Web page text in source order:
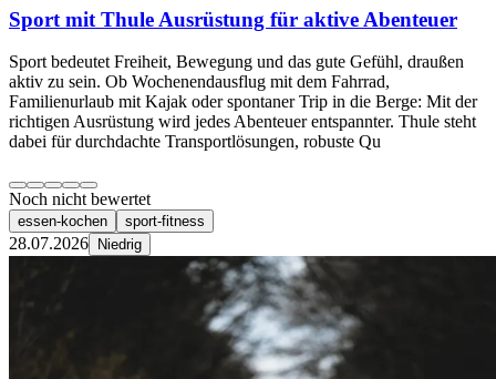
Sport mit Thule Ausrüstung für aktive Abenteuer
Sport bedeutet Freiheit, Bewegung und das gute Gefühl, draußen
aktiv zu sein. Ob Wochenendausflug mit dem Fahrrad,
Familienurlaub mit Kajak oder spontaner Trip in die Berge: Mit der
richtigen Ausrüstung wird jedes Abenteuer entspannter. Thule steht
dabei für durchdachte Transportlösungen, robuste Qu
Noch nicht bewertet
essen-kochen sport-fitness
28.07.2026 Niedrig